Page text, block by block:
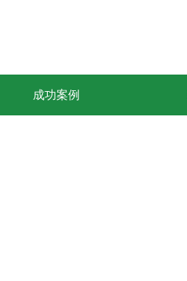
成功案例